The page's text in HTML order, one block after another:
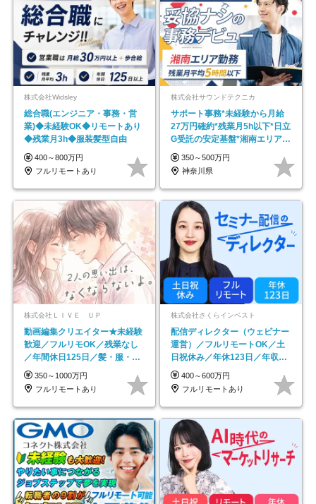
株式会社Widsley
総合職(エンジニア・事務・営
業)◆未経験OK◆リモートあり
◆残業月3h◆服装髪型自由
400～800万円
フルリモートあり
株式会社サウンドテクニカ
サポート事務*未経験から月給
27万円確約*残業月5h以下*日立
G受託の安定基盤*湘南エリア勤
務
350～500万円
神奈川県
株式会社ＬＩＶＥ ＵＰ
動画編集クリエイター★未経験
歓迎／フルリモOK／残業なし
／年間休日125日／髪・服・ネ
イル自由／研修充実で安心
350～1000万円
フルリモートあり
株式会社さくらインベスト
配信ディレクター（ウェビナー
運営）／フルリモートOK／土
日祝休み／年休123日／年収
600万円可
400～600万円
フルリモートあり